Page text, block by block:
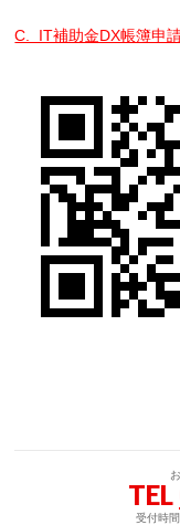
C. IT補助金DX帳簿申
TEL
受付時